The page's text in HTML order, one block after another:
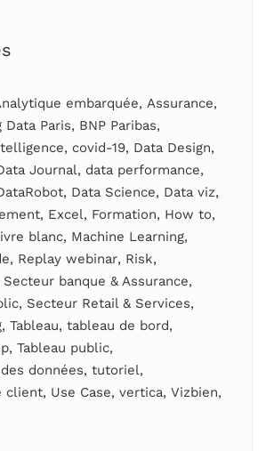
embarquée, Assurance,
Data Paris, BNP Paribas,
, covid-19, Data Design,
Journal, data performance,
, Data Science, Data viz,
, Excel, Formation, How to,
blanc, Machine Learning,
, Replay webinar, Risk,
Secteur banque & Assurance,
, Secteur Retail & Services,
, Tableau, tableau de bord,
, Tableau public,
données, tutoriel,
client, Use Case, vertica, Vizbien,